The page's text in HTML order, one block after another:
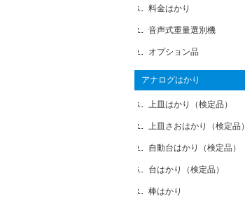
料金はかり
音声式重量選別機
オプション品
アナログはかり
上皿はかり（検定品）
上皿さおはかり（検定品）
自動台はかり（検定品）
台はかり（検定品）
棒はかり